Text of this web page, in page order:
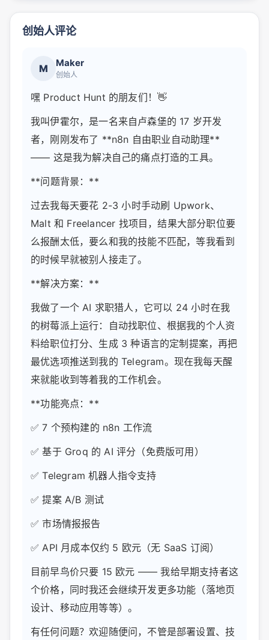
创始人评论
M Maker
创始人
嘿 Product Hunt 的朋友们！👋
我叫伊霍尔，是一名来自卢森堡的 17 岁开发
者，刚刚发布了 **n8n 自由职业自动助理**
—— 这是我为解决自己的痛点打造的工具。
**问题背景：**
过去我每天要花 2-3 小时手动刷 Upwork、
Malt 和 Freelancer 找项目，结果大部分职位要
么报酬太低，要么和我的技能不匹配，等我看到
的时候早就被别人接走了。
**解决方案：**
我做了一个 AI 求职猎人，它可以 24 小时在我
的树莓派上运行：自动找职位、根据我的个人资
料给职位打分、生成 3 种语言的定制提案，再把
最优选项推送到我的 Telegram。现在我每天醒
来就能收到等着我的工作机会。
**功能亮点：**
✅ 7 个预构建的 n8n 工作流
✅ 基于 Groq 的 AI 评分（免费版可用）
✅ Telegram 机器人指令支持
✅ 提案 A/B 测试
✅ 市场情报报告
✅ API 月成本仅约 5 欧元（无 SaaS 订阅）
目前早鸟价只要 15 欧元 —— 我给早期支持者这
个价格，同时我还会继续开发更多功能（落地页
设计、移动应用等等）。
有任何问题？欢迎随便问，不管是部署设置、技